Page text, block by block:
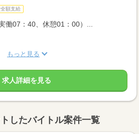
額支給
働07：40、休憩01：00）...
もっと見る
求人詳細を見る
したバイトル案件一覧